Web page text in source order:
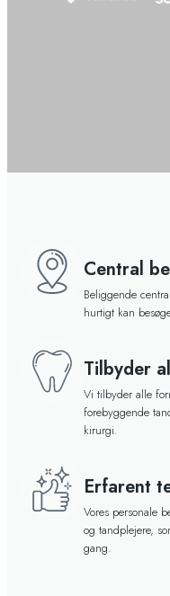
Central
Beliggende
hurtigt kan
Tilbyder
Vi tilbyder alle
forebyggende
kirurgi.
Erfarent
Vores personale
og tandplejere,
gang.